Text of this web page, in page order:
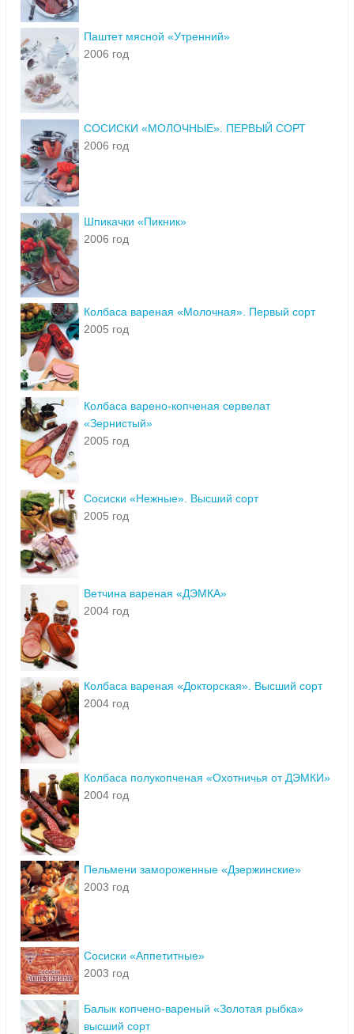
Паштет мясной «Утренний»
2006 год
СОСИСКИ «МОЛОЧНЫЕ». ПЕРВЫЙ СОРТ
2006 год
Шпикачки «Пикник»
2006 год
Колбаса вареная «Молочная». Первый сорт
2005 год
Колбаса варено-копченая сервелат
«Зернистый»
2005 год
Сосиски «Нежные». Высший сорт
2005 год
Ветчина вареная «ДЭМКА»
2004 год
Колбаса вареная «Докторская». Высший сорт
2004 год
Колбаса полукопченая «Охотничья от ДЭМКИ»
2004 год
Пельмени замороженные «Дзержинские»
2003 год
Сосиски «Аппетитные»
2003 год
Балык копчено-вареный «Золотая рыбка»
высший сорт